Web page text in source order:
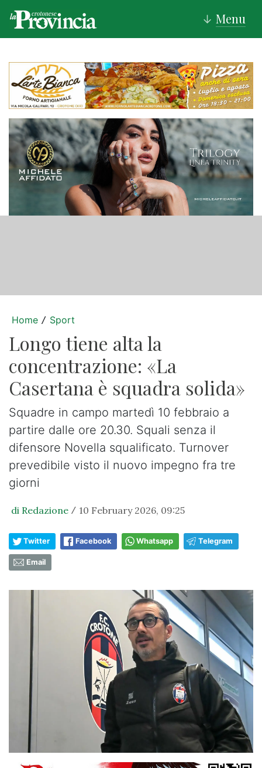
↓ Menu
Home / Sport
Longo tiene alta la
concentrazione: «La
Casertana è squadra solida»
Squadre in campo martedì 10 febbraio a
partire dalle ore 20.30. Squali senza il
difensore Novella squalificato. Turnover
prevedibile visto il nuovo impegno fra tre
giorni
di Redazione / 10 February 2026, 09:25
Twitter Facebook Whatsapp Telegram
Email